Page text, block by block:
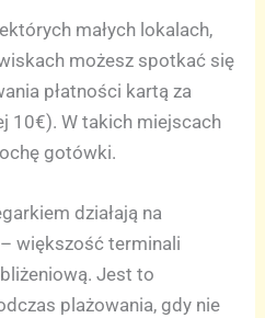
małych lokalach,
możesz spotkać się
płatności kartą za
10€). W takich miejscach
gotówki.
działają na
większość terminali
Jest to
plażowania, gdy nie